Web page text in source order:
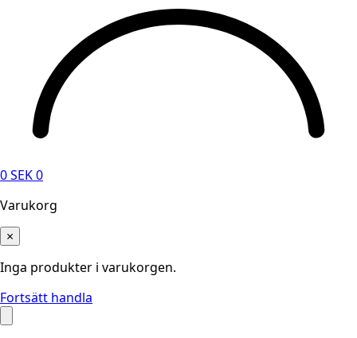
0SEK0
Varukorg
×
Inga produkter i varukorgen.
Fortsätt handla